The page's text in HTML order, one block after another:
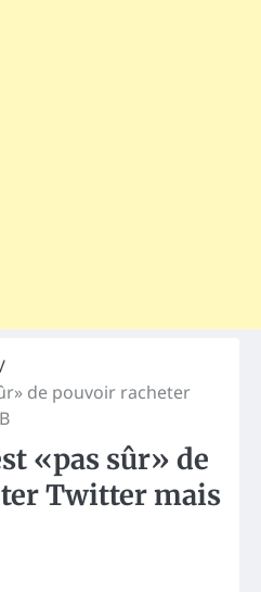
de pouvoir racheter
«pas sûr» de
Twitter mais